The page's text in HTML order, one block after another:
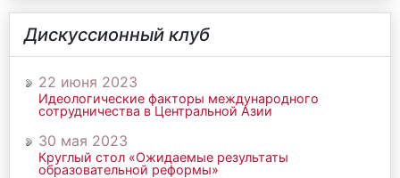
Дискуссионный клуб
22 июня 2023
Идеологические факторы международного
сотрудничества в Центральной Азии
30 мая 2023
Круглый стол «Ожидаемые результаты
образовательной реформы»